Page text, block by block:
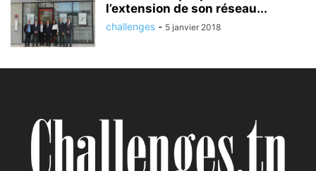
l’extension de son réseau...
challenges - 5 janvier 2018